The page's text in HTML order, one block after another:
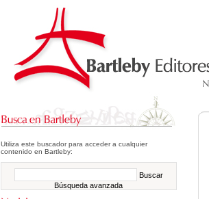
Utiliza este buscador para acceder a cualquier
contenido en Bartleby:
Buscar
Búsqueda avanzada